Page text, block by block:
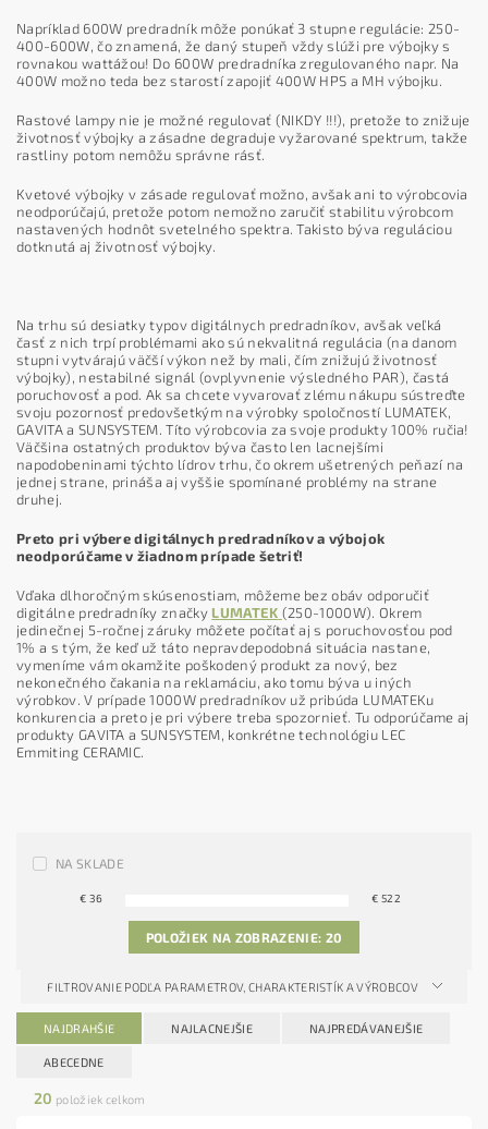
Napríklad 600W predradník môže ponúkať 3 stupne regulácie: 250-
400-600W, čo znamená, že daný stupeň vždy slúži pre výbojky s
rovnakou wattážou! Do 600W predradníka zregulovaného napr. Na
400W možno teda bez starostí zapojiť 400W HPS a MH výbojku.
Rastové lampy nie je možné regulovať (NIKDY !!!), pretože to znižuje
životnosť výbojky a zásadne degraduje vyžarované spektrum, takže
rastliny potom nemôžu správne rásť.
Kvetové výbojky v zásade regulovať možno, avšak ani to výrobcovia
neodporúčajú, pretože potom nemožno zaručiť stabilitu výrobcom
nastavených hodnôt svetelného spektra. Takisto býva reguláciou
dotknutá aj životnosť výbojky.
Na trhu sú desiatky typov digitálnych predradníkov, avšak veľká
časť z nich trpí problémami ako sú nekvalitná regulácia (na danom
stupni vytvárajú väčší výkon než by mali, čím znižujú životnosť
výbojky), nestabilné signál (ovplyvnenie výsledného PAR), častá
poruchovosť a pod. Ak sa chcete vyvarovať zlému nákupu sústreďte
svoju pozornosť predovšetkým na výrobky spoločností LUMATEK,
GAVITA a SUNSYSTEM. Títo výrobcovia za svoje produkty 100% ručia!
Väčšina ostatných produktov býva často len lacnejšími
napodobeninami týchto lídrov trhu, čo okrem ušetrených peňazí na
jednej strane, prináša aj vyššie spomínané problémy na strane
druhej.
Preto pri výbere digitálnych predradníkov a výbojok
neodporúčame v žiadnom prípade šetriť!
Vďaka dlhoročným skúsenostiam, môžeme bez obáv odporučiť
digitálne predradníky značky LUMATEK (250-1000W). Okrem
jedinečnej 5-ročnej záruky môžete počítať aj s poruchovosťou pod
1% a s tým, že keď už táto nepravdepodobná situácia nastane,
vymeníme vám okamžite poškodený produkt za nový, bez
nekonečného čakania na reklamáciu, ako tomu býva u iných
výrobkov. V prípade 1000W predradníkov už pribúda LUMATEKu
konkurencia a preto je pri výbere treba spozornieť. Tu odporúčame aj
produkty GAVITA a SUNSYSTEM, konkrétne technológiu LEC
Emmiting CERAMIC.
NA SKLADE
€ 36 € 522
POLOŽIEK NA ZOBRAZENIE: 20
FILTROVANIE PODĽA PARAMETROV, CHARAKTERISTÍK A VÝROBCOV
NAJDRAHŠIE NAJLACNEJŠIE NAJPREDÁVANEJŠIE
ABECEDNE
20 položiek celkom